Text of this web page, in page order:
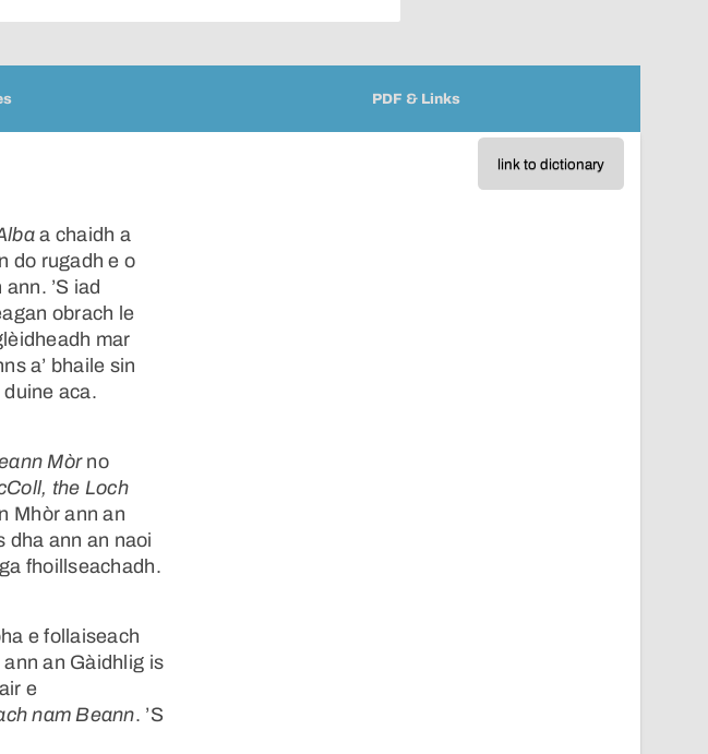
PDF & Links
link to dictionary
a chaidh a
do rugadh e o
’S iad
obrach le
mar
a’ bhaile sin
duine aca.
Mòr no
the Loch
Mhòr ann an
dha ann an naoi
fhoillseachadh.
e follaiseach
an Gàidhlig is
e
nam Beann. ’S